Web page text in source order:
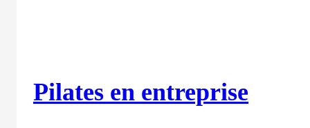
Pilates en entreprise